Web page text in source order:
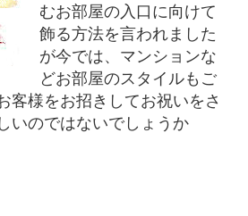
むお部屋の入口に向けて
飾る方法を言われました
が今では、マンションな
どお部屋のスタイルもご
客様をお招きしてお祝いをさ
いのではないでしょうか